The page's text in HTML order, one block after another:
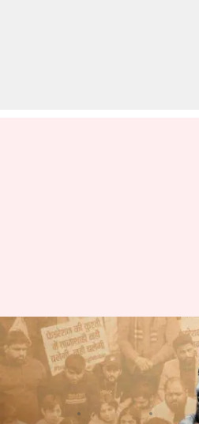
పునియా, ఫోగట్ నార్కో
చేయించుకుంటే
ఆర్ఎఫ్ఐ చీఫ్
Stalin May 22, 2023 09:31 am